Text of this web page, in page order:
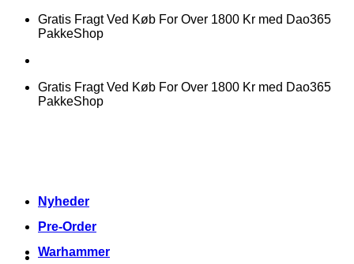
FortsætGratis Fragt Ved Køb For Over 1800 Kr med Dao365
PakkeShop
Gratis Fragt Ved Køb For Over 1800 Kr med Dao365
PakkeShop
Nyheder
Pre-Order
Warhammer